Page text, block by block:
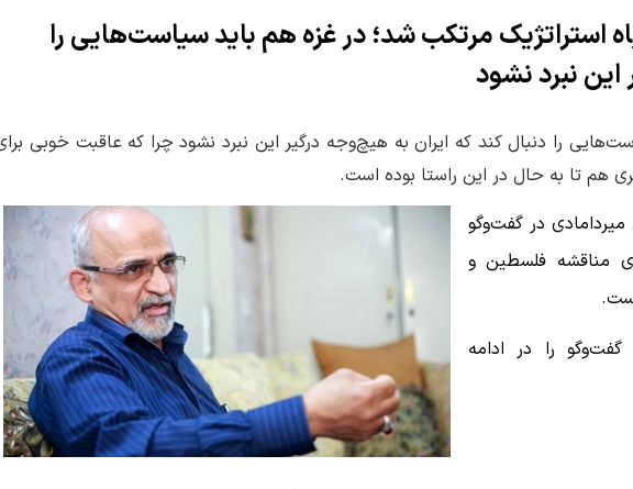
استراتژیک مرتکب شد؛ در غزه هم باید سیاست‌هایی را
نبرد نشود
را دنبال کند که ایران به هیچ‌وجه درگیر این نبرد نشود چرا که عاقبت خوبی
هم تا به حال در این راستا بوده است.
در گفت‌وگو
مناقشه فلسطین و
را در ادامه